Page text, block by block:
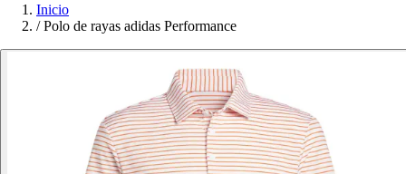
Inicio
/ Polo de rayas adidas Performance